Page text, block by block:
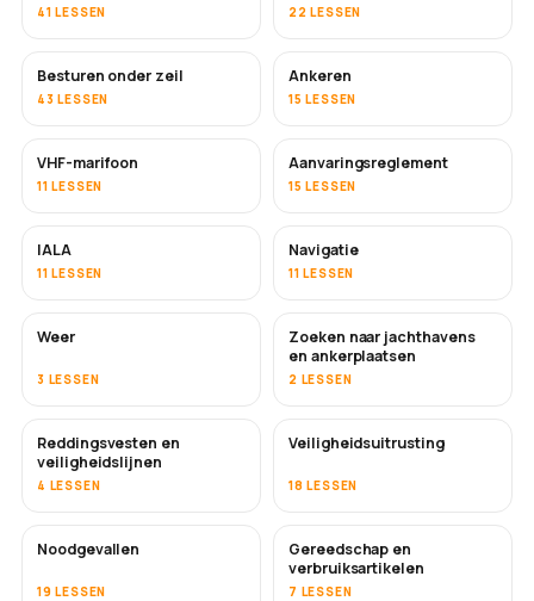
41 LESSEN 22 LESSEN
Besturen onder zeil
43 LESSEN
Ankeren
15 LESSEN
VHF-marifoon
11 LESSEN
Aanvaringsreglement
15 LESSEN
IALA
11 LESSEN
Navigatie
11 LESSEN
Weer
3 LESSEN
Zoeken naar jachthavens
en ankerplaatsen
2 LESSEN
Reddingsvesten en
veiligheidslijnen
4 LESSEN
Veiligheidsuitrusting
18 LESSEN
Noodgevallen
19 LESSEN
Gereedschap en
verbruiksartikelen
7 LESSEN